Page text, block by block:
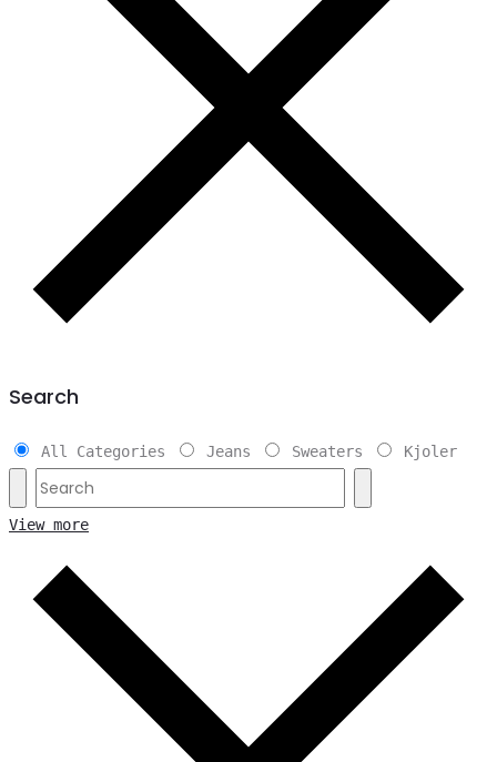
Search
All Categories Jeans Sweaters Kjoler
View more